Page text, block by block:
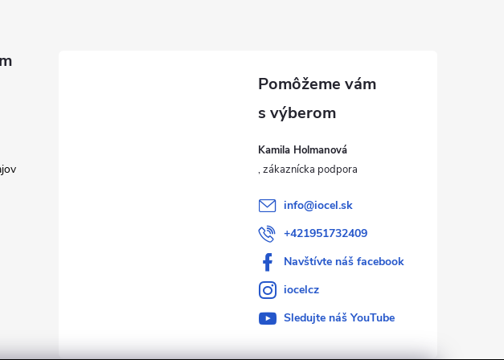
Kamila Holmanová
info@iocel.sk
+421951732409
Navštívte náš facebook
iocelcz
Sledujte náš YouTube